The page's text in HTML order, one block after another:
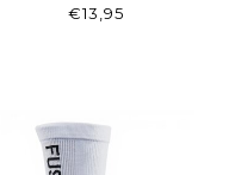
SHOW LIGHTWEIGHT
€13,95